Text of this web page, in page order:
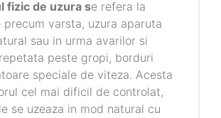
fizic de uzura se refera la
precum varsta, uzura aparuta
sau in urma avarilor si
peste gropi, borduri
speciale de viteza. Acesta
cel mai dificil de controlat,
se uzeaza in mod natural cu